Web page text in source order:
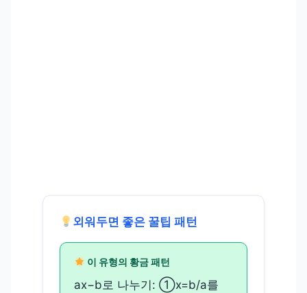
외워두면 좋은 꿀팁 패턴
이 유형의 황금 패턴
ax−b로 나누기: ①x=b/a를